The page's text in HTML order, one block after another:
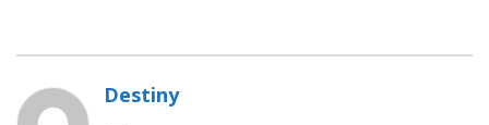
Destiny